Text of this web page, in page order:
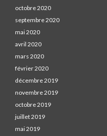
octobre 2020
septembre 2020
mai 2020
avril 2020
mars 2020
février 2020
décembre 2019
novembre 2019
octobre 2019
juillet 2019
mai 2019